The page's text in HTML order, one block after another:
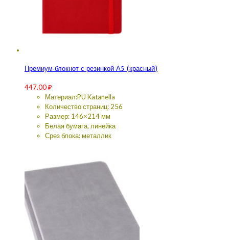
Премиум-блокнот с резинкой А5 (красный)
447.00₽
Материал:PU Katanella
Количество страниц: 256
Размер: 146×214 мм
Белая бумага, линейка
Срез блока: металлик